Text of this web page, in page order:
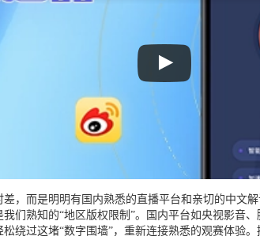
，而是明明有国内熟悉的直播平台和亲切的中文
们熟知的“地区版权限制”。国内平台如央视影
绕过这堵“数字围墙”，重新连接熟悉的观赛体验